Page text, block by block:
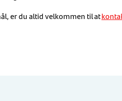
er du altid velkommen til at